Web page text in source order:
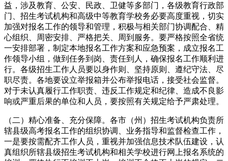
益，涉及教育、公安、民政、卫健等多部门，各级教育行政部
门、招生考试机构和高级中等教育学校务必要高度重视，切实
加强对报名工作的领导和管理，积极与相关部门协调配合、精
心组织、周密安排、严格把关、周到服务。要严格按照全省统
一安排部署，制定本地报名工作方案和应急预案，成立报名工
作领导小组，做到任务到岗、责任到人，确保报名工作顺利进
行。各级招生工作人员要以身作则、坚持原则、遵纪守法、尽
职尽责。各地要设立举报箱并公布举报电话，接受社会监督。
对于未认真履行工作职责、违反工作规定和纪律、造成不良影
响或严重后果的单位和人员，要按照有关规定给予严肃处理。
（二）精心准备、充分保障。各市（州）招生考试机构负责所
辖县级高考报名工作的组织协调、业务指导和监督检查工作，
一是要按需配齐工作人员，重视并加强信息技术队伍建设，认
真组织所辖县级招生考试机构和相关学校进行网上报名系统的